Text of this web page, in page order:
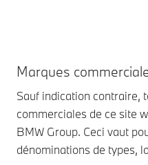
Marques
Sauf indication contraire,
commerciales de ce site
BMW Group. Ceci vaut
dénominations de types,